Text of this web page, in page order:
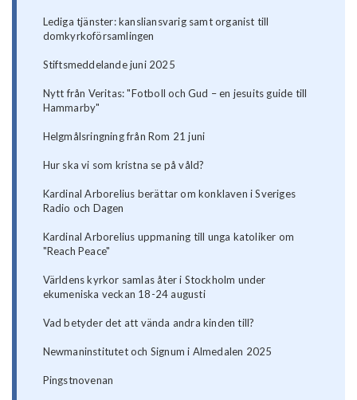
Lediga tjänster: kansliansvarig samt organist till
domkyrkoförsamlingen
Stiftsmeddelande juni 2025
Nytt från Veritas: "Fotboll och Gud – en jesuits guide till
Hammarby"
Helgmålsringning från Rom 21 juni
Hur ska vi som kristna se på våld?
Kardinal Arborelius berättar om konklaven i Sveriges
Radio och Dagen
Kardinal Arborelius uppmaning till unga katoliker om
"Reach Peace"
Världens kyrkor samlas åter i Stockholm under
ekumeniska veckan 18-24 augusti
Vad betyder det att vända andra kinden till?
Newmaninstitutet och Signum i Almedalen 2025
Pingstnovenan